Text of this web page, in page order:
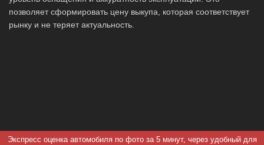
позволяет сформировать цену выкупа, которая соответствует
рынку и не теряет актуальность.
Экспресс оценка автомобиля по фото за 5 минут, через удобный для